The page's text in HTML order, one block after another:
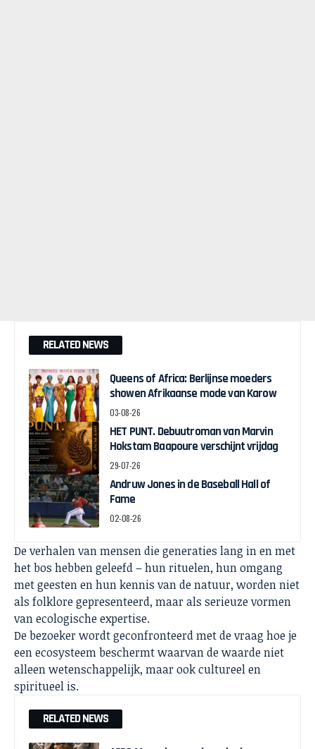
RELATED NEWS
Queens of Africa: Berlijnse moeders
showen Afrikaanse mode van Karow
03-08-26
HET PUNT. Debuutroman van Marvin
Hokstam Baapoure verschijnt vrijdag
29-07-26
Andruw Jones in de Baseball Hall of
Fame
02-08-26
De verhalen van mensen die generaties lang in en met
het bos hebben geleefd – hun rituelen, hun omgang
met geesten en hun kennis van de natuur, worden niet
als folklore gepresenteerd, maar als serieuze vormen
van ecologische expertise.
De bezoeker wordt geconfronteerd met de vraag hoe je
een ecosysteem beschermt waarvan de waarde niet
alleen wetenschappelijk, maar ook cultureel en
spiritueel is.
RELATED NEWS